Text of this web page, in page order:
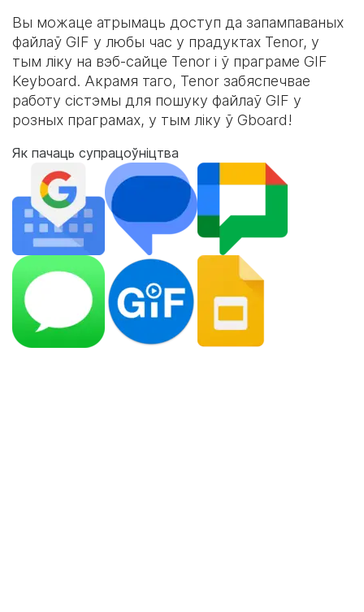
Вы можаце атрымаць доступ да запампаваных
файлаў GIF у любы час у прадуктах Tenor, у
тым ліку на вэб-сайце Tenor і ў праграме GIF
Keyboard. Акрамя таго, Tenor забяспечвае
работу сістэмы для пошуку файлаў GIF у
розных праграмах, у тым ліку ў Gboard!
Як пачаць супрацоўніцтва